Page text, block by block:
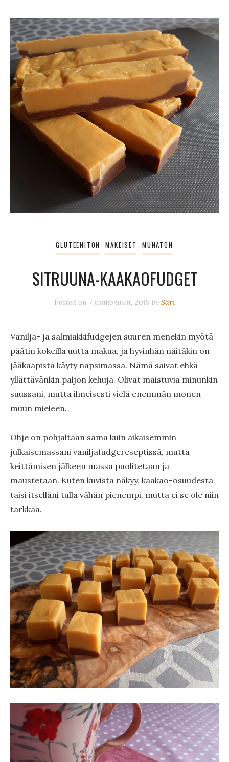
GLUTEENITON MAKEISET MUNATON
SITRUUNA-KAAKAOFUDGET
Posted on 7 toukokuun, 2019 by Sari
Vanilja- ja salmiakkifudgejen suuren menekin myötä
päätin kokeilla uutta makua, ja hyvinhän näitäkin on
jääkaapista käyty napsimassa. Nämä saivat ehkä
yllättävänkin paljon kehuja. Olivat maistuvia minunkin
suussani, mutta ilmeisesti vielä enemmän monen
muun mieleen.
Ohje on pohjaltaan sama kuin aikaisemmin
julkaisemassani vaniljafudgereseptissä, mutta
keittämisen jälkeen massa puolitetaan ja
maustetaan. Kuten kuvista näkyy, kaakao-osuudesta
taisi itselläni tulla vähän pienempi, mutta ei se ole niin
tarkkaa.